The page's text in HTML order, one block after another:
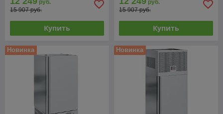
руб.
15 907 руб.
Купить
руб.
15 907 руб.
Купить
Новинка Новинка